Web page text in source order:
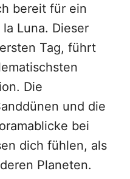
bereit für ein
Luna. Dieser
Tag, führt
Die
und die
bei
dich fühlen, als
Planeten.